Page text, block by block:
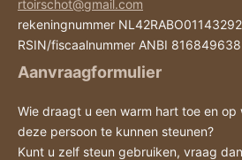
rtoirschot@gmail.com
rekeningnummer
RSIN/fiscaalnummer ANBI 816849638
Aanvraagformulier
Wie draagt u een warm hart toe en op
deze persoon te kunnen steunen?
Kunt u zelf steun gebruiken, vraag